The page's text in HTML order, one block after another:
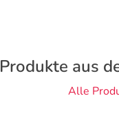
Produkte aus
Alle